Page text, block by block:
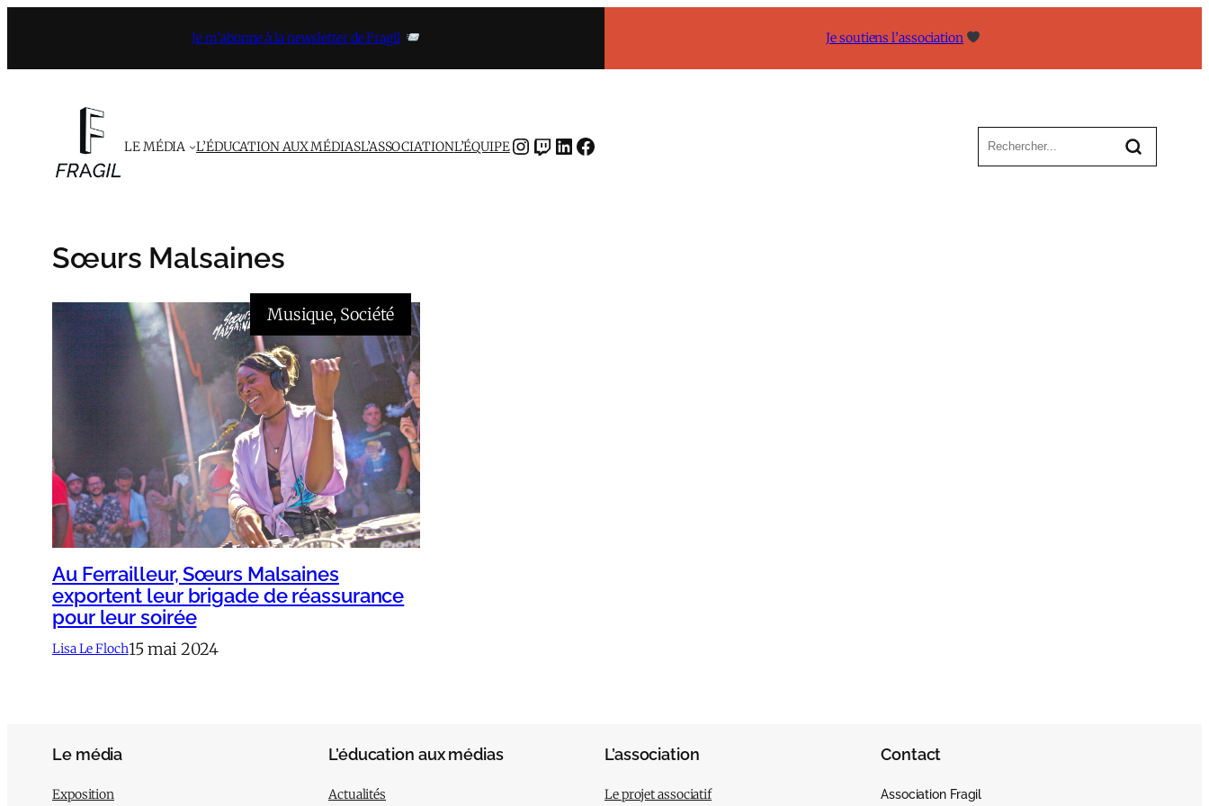
contenu
Je m’abonne à la newsletter de Fragil Je soutiens l’association
LE MÉDIA L’ÉDUCATION AUX MÉDIASL’ASSOCIATIONL’ÉQUIPEINSTAGRAMTWITCH LINKEDIN FACEBOOK
Sœurs Malsaines
Musique, Société
Au Ferrailleur, Sœurs Malsaines
exportent leur brigade de réassurance
pour leur soirée
Lisa Le Floch15 mai 2024
Le média
Exposition
L’éducation aux médias
Actualités
L’association
Le projet associatif
Contact
Association Fragil